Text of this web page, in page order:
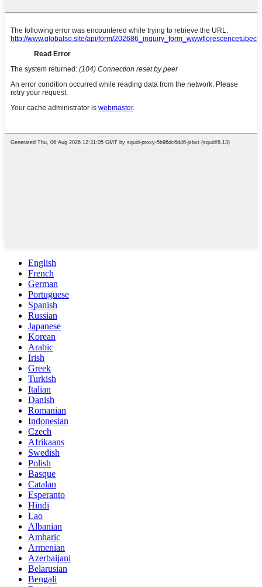
English
French
German
Portuguese
Spanish
Russian
Japanese
Korean
Arabic
Irish
Greek
Turkish
Italian
Danish
Romanian
Indonesian
Czech
Afrikaans
Swedish
Polish
Basque
Catalan
Esperanto
Hindi
Lao
Albanian
Amharic
Armenian
Azerbaijani
Belarusian
Bengali